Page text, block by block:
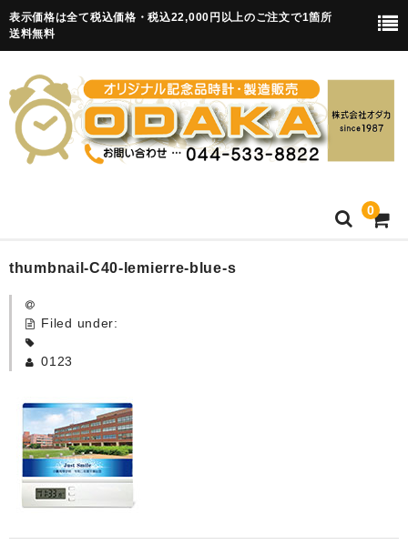
表示価格は全て税込価格・税込22,000円以上のご注文で1箇所
送料無料
0
HOME
卒園記念品
カード付フォトフレームクロック(集合)
目覚まし時計(集合＋個別)
メロディ時計(集合)
音声時計(集合)
thumbnail-C40-lemierre-blue-s
Filed under:
0123